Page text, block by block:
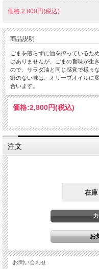
価格:2,800円(税込)
商品説明
ごまを煎らずに油を搾っているた
はありませんが、ごまの旨味が生
ので、サラダ油と同じ感覚で様々
癖のない味は、オリーブオイルに
合います。
価格:2,800円(税込)
注文
在庫
お問い合わせ